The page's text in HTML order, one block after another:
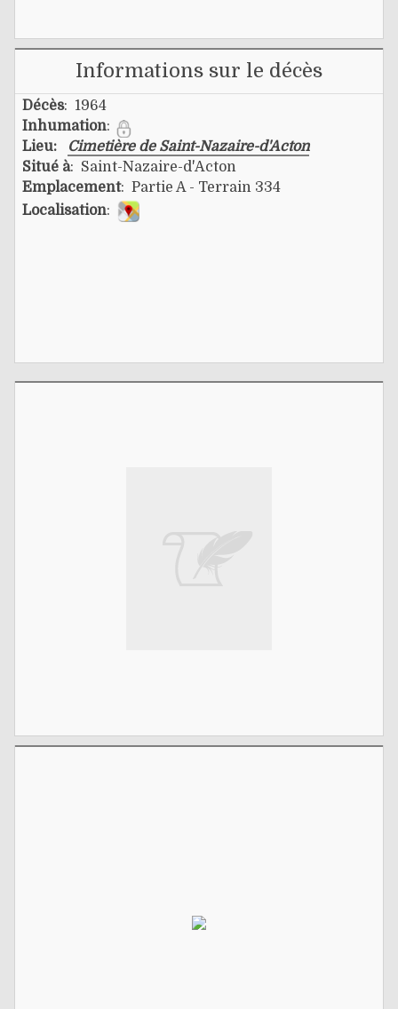
Informations sur le décès
Décès: 1964
Inhumation:
Lieu:
Cimetière de Saint-Nazaire-d'Acton
Situé à: Saint-Nazaire-d'Acton
Emplacement: Partie A - Terrain 334
Localisation: